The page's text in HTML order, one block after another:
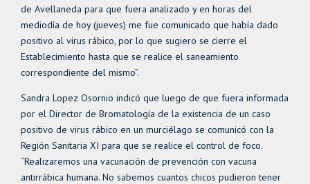
de Avellaneda para que fuera analizado y en horas del
mediodía de hoy (jueves) me fue comunicado que había dado
positivo al virus rábico, por lo que sugiero se cierre el
Establecimiento hasta que se realice el saneamiento
correspondiente del mismo”.
Sandra Lopez Osornio indicó que luego de que fuera informada
por el Director de Bromatología de la existencia de un caso
positivo de virus rábico en un murciélago se comunicó con la
Región Sanitaria XI para que se realice el control de foco.
“Realizaremos una vacunación de prevención con vacuna
antirrábica humana. No sabemos cuantos chicos pudieron tener